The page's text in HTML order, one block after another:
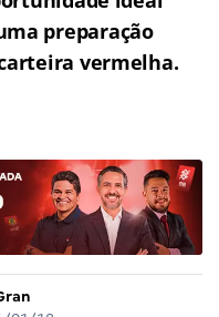
preparação
vermelha.